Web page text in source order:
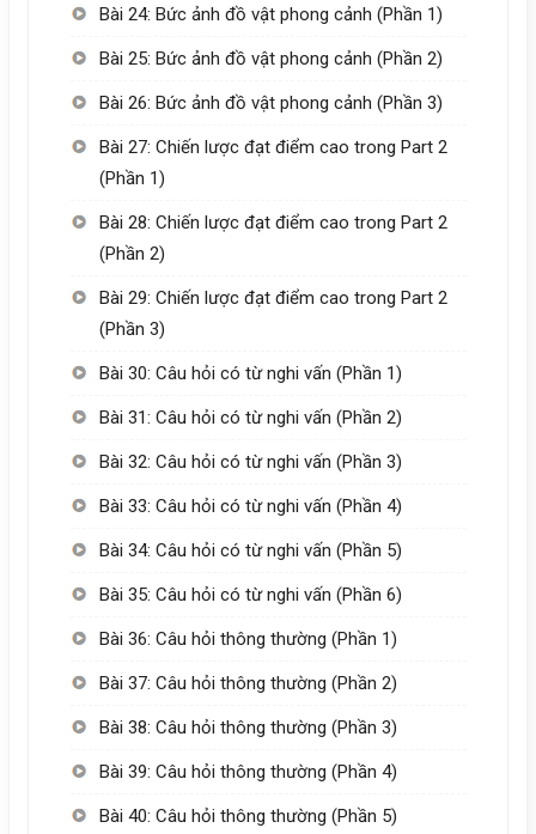
Bài 24: Bức ảnh đồ vật phong cảnh (Phần 1)
Bài 25: Bức ảnh đồ vật phong cảnh (Phần 2)
Bài 26: Bức ảnh đồ vật phong cảnh (Phần 3)
Bài 27: Chiến lược đạt điểm cao trong Part 2
(Phần 1)
Bài 28: Chiến lược đạt điểm cao trong Part 2
(Phần 2)
Bài 29: Chiến lược đạt điểm cao trong Part 2
(Phần 3)
Bài 30: Câu hỏi có từ nghi vấn (Phần 1)
Bài 31: Câu hỏi có từ nghi vấn (Phần 2)
Bài 32: Câu hỏi có từ nghi vấn (Phần 3)
Bài 33: Câu hỏi có từ nghi vấn (Phần 4)
Bài 34: Câu hỏi có từ nghi vấn (Phần 5)
Bài 35: Câu hỏi có từ nghi vấn (Phần 6)
Bài 36: Câu hỏi thông thường (Phần 1)
Bài 37: Câu hỏi thông thường (Phần 2)
Bài 38: Câu hỏi thông thường (Phần 3)
Bài 39: Câu hỏi thông thường (Phần 4)
Bài 40: Câu hỏi thông thường (Phần 5)